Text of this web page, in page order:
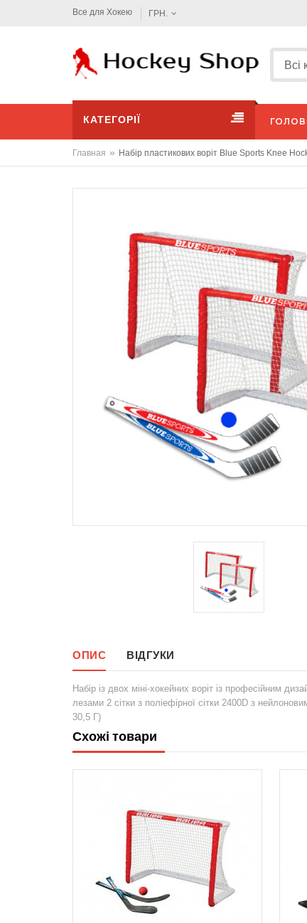
Все для Хокею ГРН.
КАТЕГОРІЇ
Главная » Набір пластикових воріт Blue Sports Knee
ОПИС ВІДГУКИ
Набір із двох міні-хокейних воріт із професійним
лезами 2 сітки з поліефірної сітки 2400D з
30,5 Г)
Схожі товари